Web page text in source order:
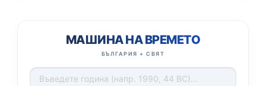
МАШИНА НА ВРЕМЕТО
БЪЛГАРИЯ + СВЯТ